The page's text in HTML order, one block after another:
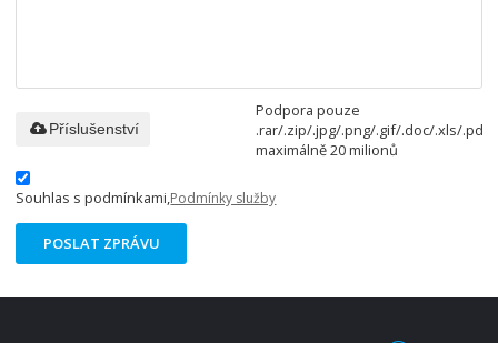
Podpora pouze
.rar/.zip/.jpg/.png/.gif/.doc/.xls/.pdf,
maximálně 20 milionů
Příslušenství
Souhlas s podmínkami,Podmínky služby
POSLAT ZPRÁVU